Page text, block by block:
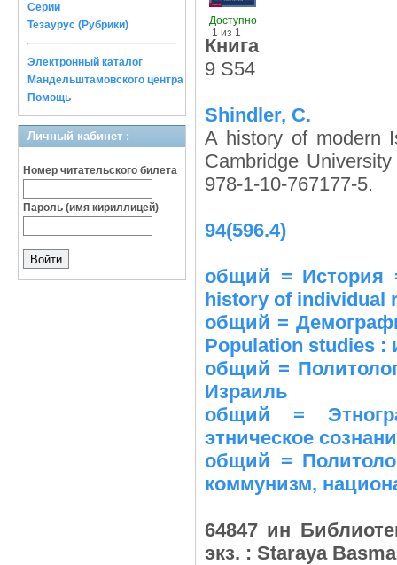
Серии
Тезаурус (Рубрики)
Электронный каталог
Мандельштамовского центра
Помощь
Личный кабинет :
Номер читательского билета
Пароль (имя кириллицей)
Доступно
1 из 1
Книга
9 S54
Shindler, C.
A history of modern
Cambridge
978-1-10-767177-5.
94(596.4)
общий = История
history of individual
общий =
Population studies :
общий =
Израиль
общий =
этническое
общий =
коммунизм,
64847 ин
экз. : Staraya